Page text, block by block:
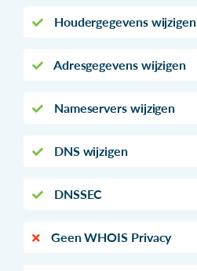
Houdergegevens wijzigen
Adresgegevens wijzigen
Nameservers wijzigen
DNS wijzigen
DNSSEC
Geen WHOIS Privacy